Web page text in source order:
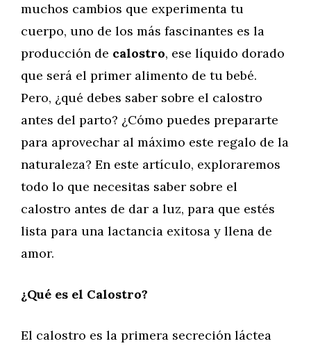
muchos cambios que experimenta tu
cuerpo, uno de los más fascinantes es la
producción de calostro, ese líquido dorado
que será el primer alimento de tu bebé.
Pero, ¿qué debes saber sobre el calostro
antes del parto? ¿Cómo puedes prepararte
para aprovechar al máximo este regalo de la
naturaleza? En este artículo, exploraremos
todo lo que necesitas saber sobre el
calostro antes de dar a luz, para que estés
lista para una lactancia exitosa y llena de
amor.
¿Qué es el Calostro?
El calostro es la primera secreción láctea